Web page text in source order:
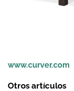
www.curver.com
Otros artículos